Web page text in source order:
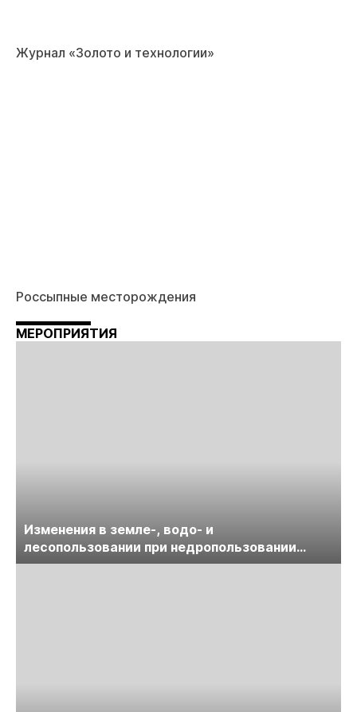
Журнал «Золото и технологии»
Россыпные месторождения
МЕРОПРИЯТИЯ
Изменения в земле-, водо- и
лесопользовании при недропользовании
обсудят на семинаре «ПравоТЭК»